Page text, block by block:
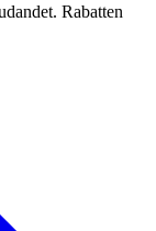
Rabatten